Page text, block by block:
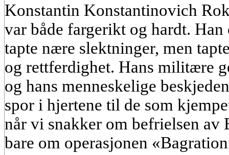
Konstantin Konstantinovich
var både fargerikt og hardt.
tapte nære slektninger, men
og rettferdighet. Hans militære
og hans menneskelige
spor i hjertene til de som
når vi snakker om befrielsen av
bare om operasjonen